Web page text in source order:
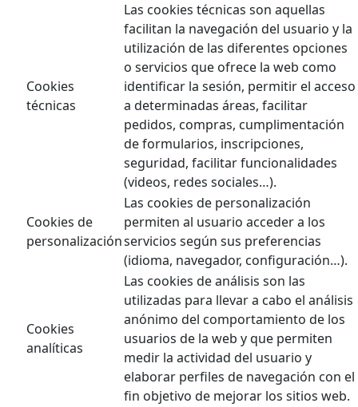
Cookies
técnicas
Las cookies técnicas son aquellas
facilitan la navegación del usuario y la
utilización de las diferentes opciones
o servicios que ofrece la web como
identificar la sesión, permitir el acceso
a determinadas áreas, facilitar
pedidos, compras, cumplimentación
de formularios, inscripciones,
seguridad, facilitar funcionalidades
(videos, redes sociales…).
Cookies de
personalización
Las cookies de personalización
permiten al usuario acceder a los
servicios según sus preferencias
(idioma, navegador, configuración…).
Cookies
analíticas
Las cookies de análisis son las
utilizadas para llevar a cabo el análisis
anónimo del comportamiento de los
usuarios de la web y que permiten
medir la actividad del usuario y
elaborar perfiles de navegación con el
fin objetivo de mejorar los sitios web.